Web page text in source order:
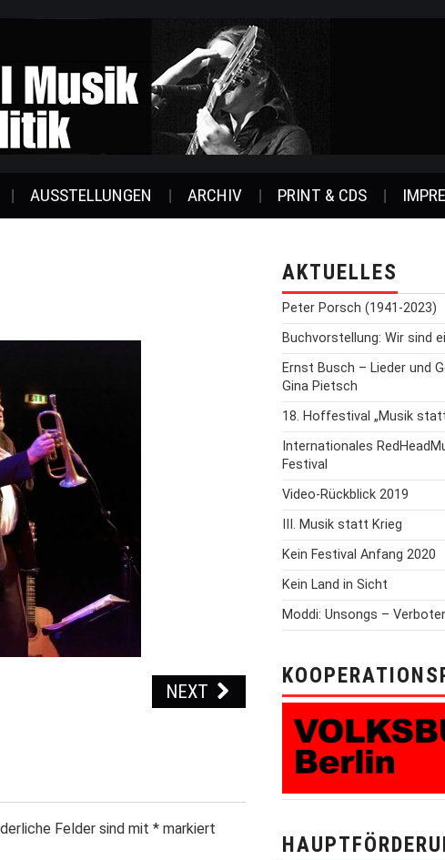
AUSSTELLUNGEN ARCHIV PRINT & CDS
NEXT
Felder sind mit * markiert
AKTUELLES
Peter Porsch (1941-2023)
Buchvorstellung: Wir sind
Ernst Busch – Lieder und
Gina Pietsch
18. Hoffestival „Musik
Internationales
Festival
Video-Rückblick 2019
III. Musik statt Krieg
Kein Festival Anfang 2020
Kein Land in Sicht
Moddi: Unsongs –